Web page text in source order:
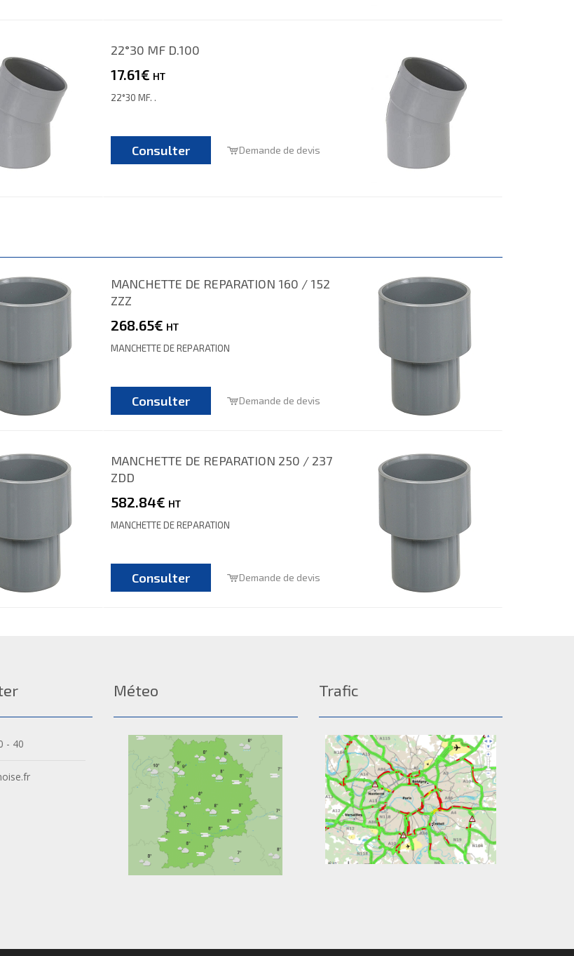
22°30 MF D.100
17.61€ HT
22°30 MF. .
Consulter Demande de devis
MANCHETTE DE REPARATION 160 / 152
ZZZ
268.65€ HT
MANCHETTE DE REPARATION
Consulter Demande de devis
MANCHETTE DE REPARATION 250 / 237
ZDD
582.84€ HT
MANCHETTE DE REPARATION
Consulter Demande de devis
- 40
Méteo Trafic